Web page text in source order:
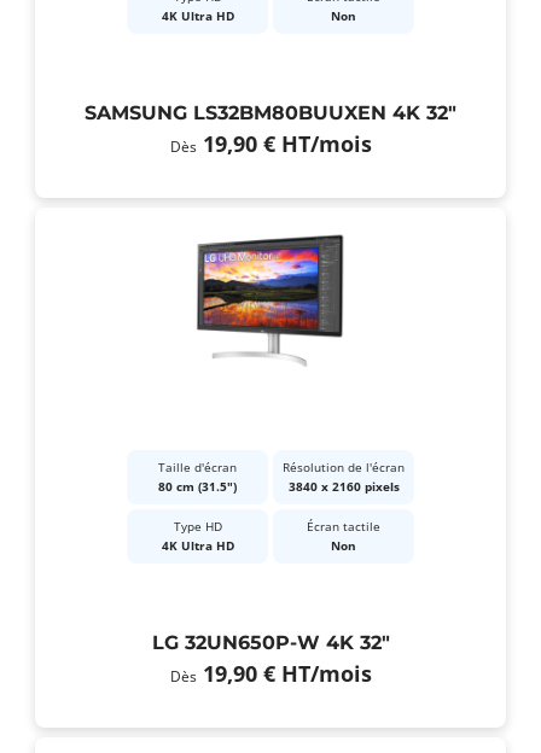
4K Ultra HD
Non
SAMSUNG LS32BM80BUUXEN 4K 32"
Dès 19,90 € HT/mois
Taille d'écran
80 cm (31.5")
Résolution de l'écran
3840 x 2160 pixels
Type HD
4K Ultra HD
Écran tactile
Non
LG 32UN650P-W 4K 32"
Dès 19,90 € HT/mois